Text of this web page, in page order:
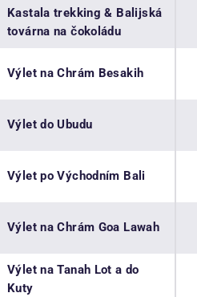
Kastala trekking & Balijská
továrna na čokoládu
Výlet na Chrám Besakih
Výlet do Ubudu
Výlet po Východním Bali
Výlet na Chrám Goa Lawah
Výlet na Tanah Lot a do
Kuty